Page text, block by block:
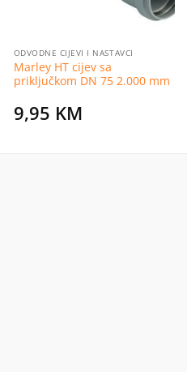
ODVODNE CIJEVI I NASTAVCI
Marley HT cijev sa
priključkom DN 75 2.000 mm
9,95 KM